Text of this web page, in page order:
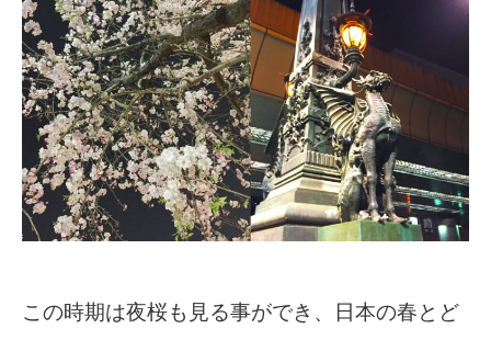
こ の時期は夜桜も見る事ができ、日本の春とど